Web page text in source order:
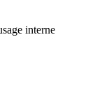
interne